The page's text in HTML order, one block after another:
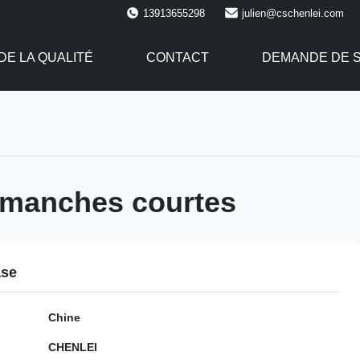
13913655298 julien@cschenlei.com
LA QUALITÉ CONTACT DEMANDE DE
courtes
Chine
CHENLEI